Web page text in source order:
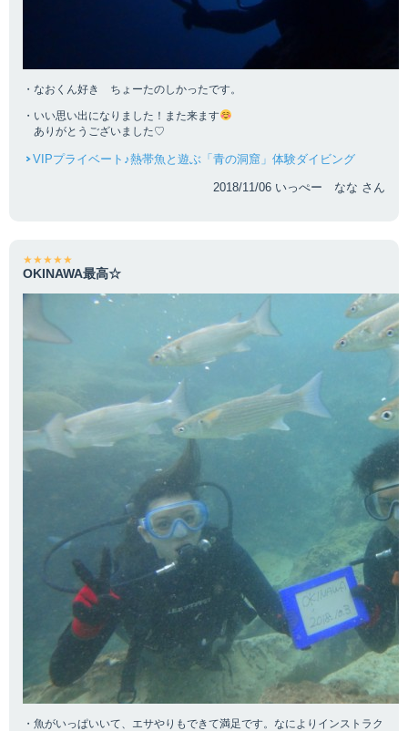
・なおくん好き ちょーたのしかったです。
・いい思い出になりました！また来ます
ありがとうございました♡
VIPプライベート♪熱帯魚と遊ぶ「青の洞窟」体験ダイビング
2018/11/06 いっぺー なな さん
★★★★★
OKINAWA最高☆
・魚がいっぱいいて、エサやりもできて満足です。なによりインストラク